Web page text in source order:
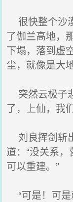
很快整个沙
了伽兰高地，
下塌，落到虚
尘，就像是大
突然云极子
了，上仙，我
刘良挥剑斩
道：“没关系
可以重建。”
“可是！可是